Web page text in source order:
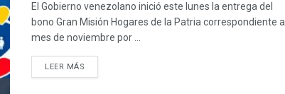
El Gobierno venezolano inició este lunes la entrega del
bono Gran Misión Hogares de la Patria correspondiente al
mes de noviembre por ...
LEER MÁS